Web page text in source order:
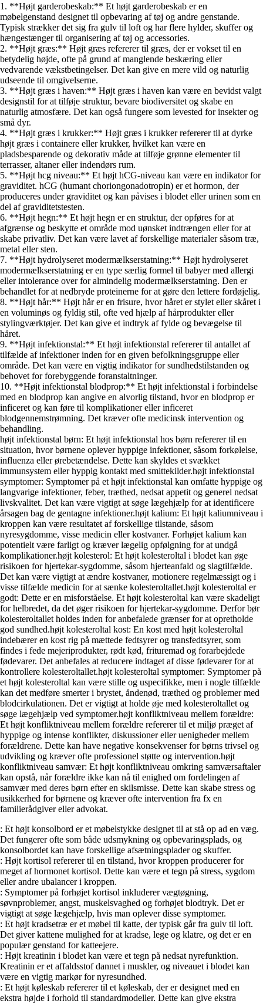
1. **Højt garderobeskab:** Et højt garderobeskab er en
møbelgenstand designet til opbevaring af tøj og andre genstande.
Typisk strækker det sig fra gulv til loft og har flere hylder, skuffer og
hængestænger til organisering af tøj og accessories.
2. **Højt græs:** Højt græs refererer til græs, der er vokset til en
betydelig højde, ofte på grund af manglende beskæring eller
vedvarende vækstbetingelser. Det kan give en mere vild og naturlig
udseende til omgivelserne.
3. **Højt græs i haven:** Højt græs i haven kan være en bevidst valgt
designstil for at tilføje struktur, bevare biodiversitet og skabe en
naturlig atmosfære. Det kan også fungere som levested for insekter og
små dyr.
4. **Højt græs i krukker:** Højt græs i krukker refererer til at dyrke
højt græs i containere eller krukker, hvilket kan være en
pladsbesparende og dekorativ måde at tilføje grønne elementer til
terrasser, altaner eller indendørs rum.
5. **Højt hcg niveau:** Et højt hCG-niveau kan være en indikator for
graviditet. hCG (humant choriongonadotropin) er et hormon, der
produceres under graviditet og kan påvises i blodet eller urinen som en
del af graviditetstesten.
6. **Højt hegn:** Et højt hegn er en struktur, der opføres for at
afgrænse og beskytte et område mod uønsket indtrængen eller for at
skabe privatliv. Det kan være lavet af forskellige materialer såsom træ,
metal eller sten.
7. **Højt hydrolyseret modermælkserstatning:** Højt hydrolyseret
modermælkserstatning er en type særlig formel til babyer med allergi
eller intolerance over for almindelig modermælkserstatning. Den er
behandlet for at nedbryde proteinerne for at gøre den lettere fordøjelig.
8. **Højt hår:** Højt hår er en frisure, hvor håret er stylet eller skåret i
en voluminøs og fyldig stil, ofte ved hjælp af hårprodukter eller
stylingværktøjer. Det kan give et indtryk af fylde og bevægelse til
håret.
9. **Højt infektionstal:** Et højt infektionstal refererer til antallet af
tilfælde af infektioner inden for en given befolkningsgruppe eller
område. Det kan være en vigtig indikator for sundhedstilstanden og
behovet for forebyggende foranstaltninger.
10. **Højt infektionstal blodprop:** Et højt infektionstal i forbindelse
med en blodprop kan angive en alvorlig tilstand, hvor en blodprop er
inficeret og kan føre til komplikationer eller inficeret
blodgennemstrømning. Det kræver ofte medicinsk intervention og
behandling.
højt infektionstal børn: Et højt infektionstal hos børn refererer til en
situation, hvor børnene oplever hyppige infektioner, såsom forkølelse,
influenza eller ørebetændelse. Dette kan skyldes et svækket
immunsystem eller hyppig kontakt med smittekilder.højt infektionstal
symptomer: Symptomer på et højt infektionstal kan omfatte hyppige og
langvarige infektioner, feber, træthed, nedsat appetit og generel nedsat
livskvalitet. Det kan være vigtigt at søge lægehjælp for at identificere
årsagen bag de gentagne infektioner.højt kalium: Et højt kaliumniveau i
kroppen kan være resultatet af forskellige tilstande, såsom
nyresygdomme, visse medicin eller kostvaner. Forhøjet kalium kan
potentielt være farligt og kræver lægelig opfølgning for at undgå
komplikationer.højt kolesterol: Et højt kolesteroltal i blodet kan øge
risikoen for hjertekar-sygdomme, såsom hjerteanfald og slagtilfælde.
Det kan være vigtigt at ændre kostvaner, motionere regelmæssigt og i
visse tilfælde medicin for at sænke kolesteroltallet.højt kolesteroltal er
godt: Dette er en misforståelse. Et højt kolesteroltal kan være skadeligt
for helbredet, da det øger risikoen for hjertekar-sygdomme. Derfor bør
kolesteroltallet holdes inden for anbefalede grænser for at opretholde
god sundhed.højt kolesteroltal kost: En kost med højt kolesteroltal
indebærer en kost rig på mættede fedtsyrer og transfedtsyrer, som
findes i fede mejeriprodukter, rødt kød, frituremad og forarbejdede
fødevarer. Det anbefales at reducere indtaget af disse fødevarer for at
kontrollere kolesteroltallet.højt kolesteroltal symptomer: Symptomer på
et højt kolesteroltal kan være stille og uspecifikke, men i nogle tilfælde
kan det medføre smerter i brystet, åndenød, træthed og problemer med
blodcirkulationen. Det er vigtigt at holde øje med kolesteroltallet og
søge lægehjælp ved symptomer.højt konfliktniveau mellem forældre:
Et højt konfliktniveau mellem forældre refererer til et miljø præget af
hyppige og intense konflikter, diskussioner eller uenigheder mellem
forældrene. Dette kan have negative konsekvenser for børns trivsel og
udvikling og kræver ofte professionel støtte og intervention.højt
konfliktniveau samvær: Et højt konfliktniveau omkring samværsaftaler
kan opstå, når forældre ikke kan nå til enighed om fordelingen af
samvær med deres børn efter en skilsmisse. Dette kan skabe stress og
usikkerhed for børnene og kræver ofte intervention fra fx en
familierådgiver eller advokat.
: Et højt konsolbord er et møbelstykke designet til at stå op ad en væg.
Det fungerer ofte som både udsmykning og opbevaringsplads, og
konsolbordet kan have forskellige afsætningsplader og skuffer.
: Højt kortisol refererer til en tilstand, hvor kroppen producerer for
meget af hormonet kortisol. Dette kan være et tegn på stress, sygdom
eller andre ubalancer i kroppen.
: Symptomer på forhøjet kortisol inkluderer vægtøgning,
søvnproblemer, angst, muskelsvaghed og forhøjet blodtryk. Det er
vigtigt at søge lægehjælp, hvis man oplever disse symptomer.
: Et højt kradsetræ er et møbel til katte, der typisk går fra gulv til loft.
Det giver kattene mulighed for at kradse, lege og klatre, og det er en
populær genstand for katteejere.
: Højt kreatinin i blodet kan være et tegn på nedsat nyrefunktion.
Kreatinin er et affaldsstof dannet i muskler, og niveauet i blodet kan
være en vigtig markør for nyresundhed.
: Et højt køleskab refererer til et køleskab, der er designet med en
ekstra højde i forhold til standardmodeller. Dette kan give ekstra